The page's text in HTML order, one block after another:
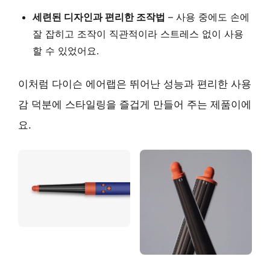
세련된 디자인과 편리한 조작법 – 사용 중에도 손에
잘 잡히고 조작이 직관적이라 스트레스 없이 사용
할 수 있었어요.
이처럼 다이슨 에어랩은 뛰어난 성능과 편리한 사용
감 덕분에 스타일링을 즐겁게 만들어 주는 제품이에
요.